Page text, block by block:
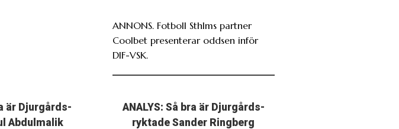
ANNONS. Fotboll Sthlms partner
Coolbet presenterar oddsen inför
DIF-VSK.
är Djurgårds-
Abdulmalik
ANALYS: Så bra är Djurgårds-
ryktade Sander Ringberg